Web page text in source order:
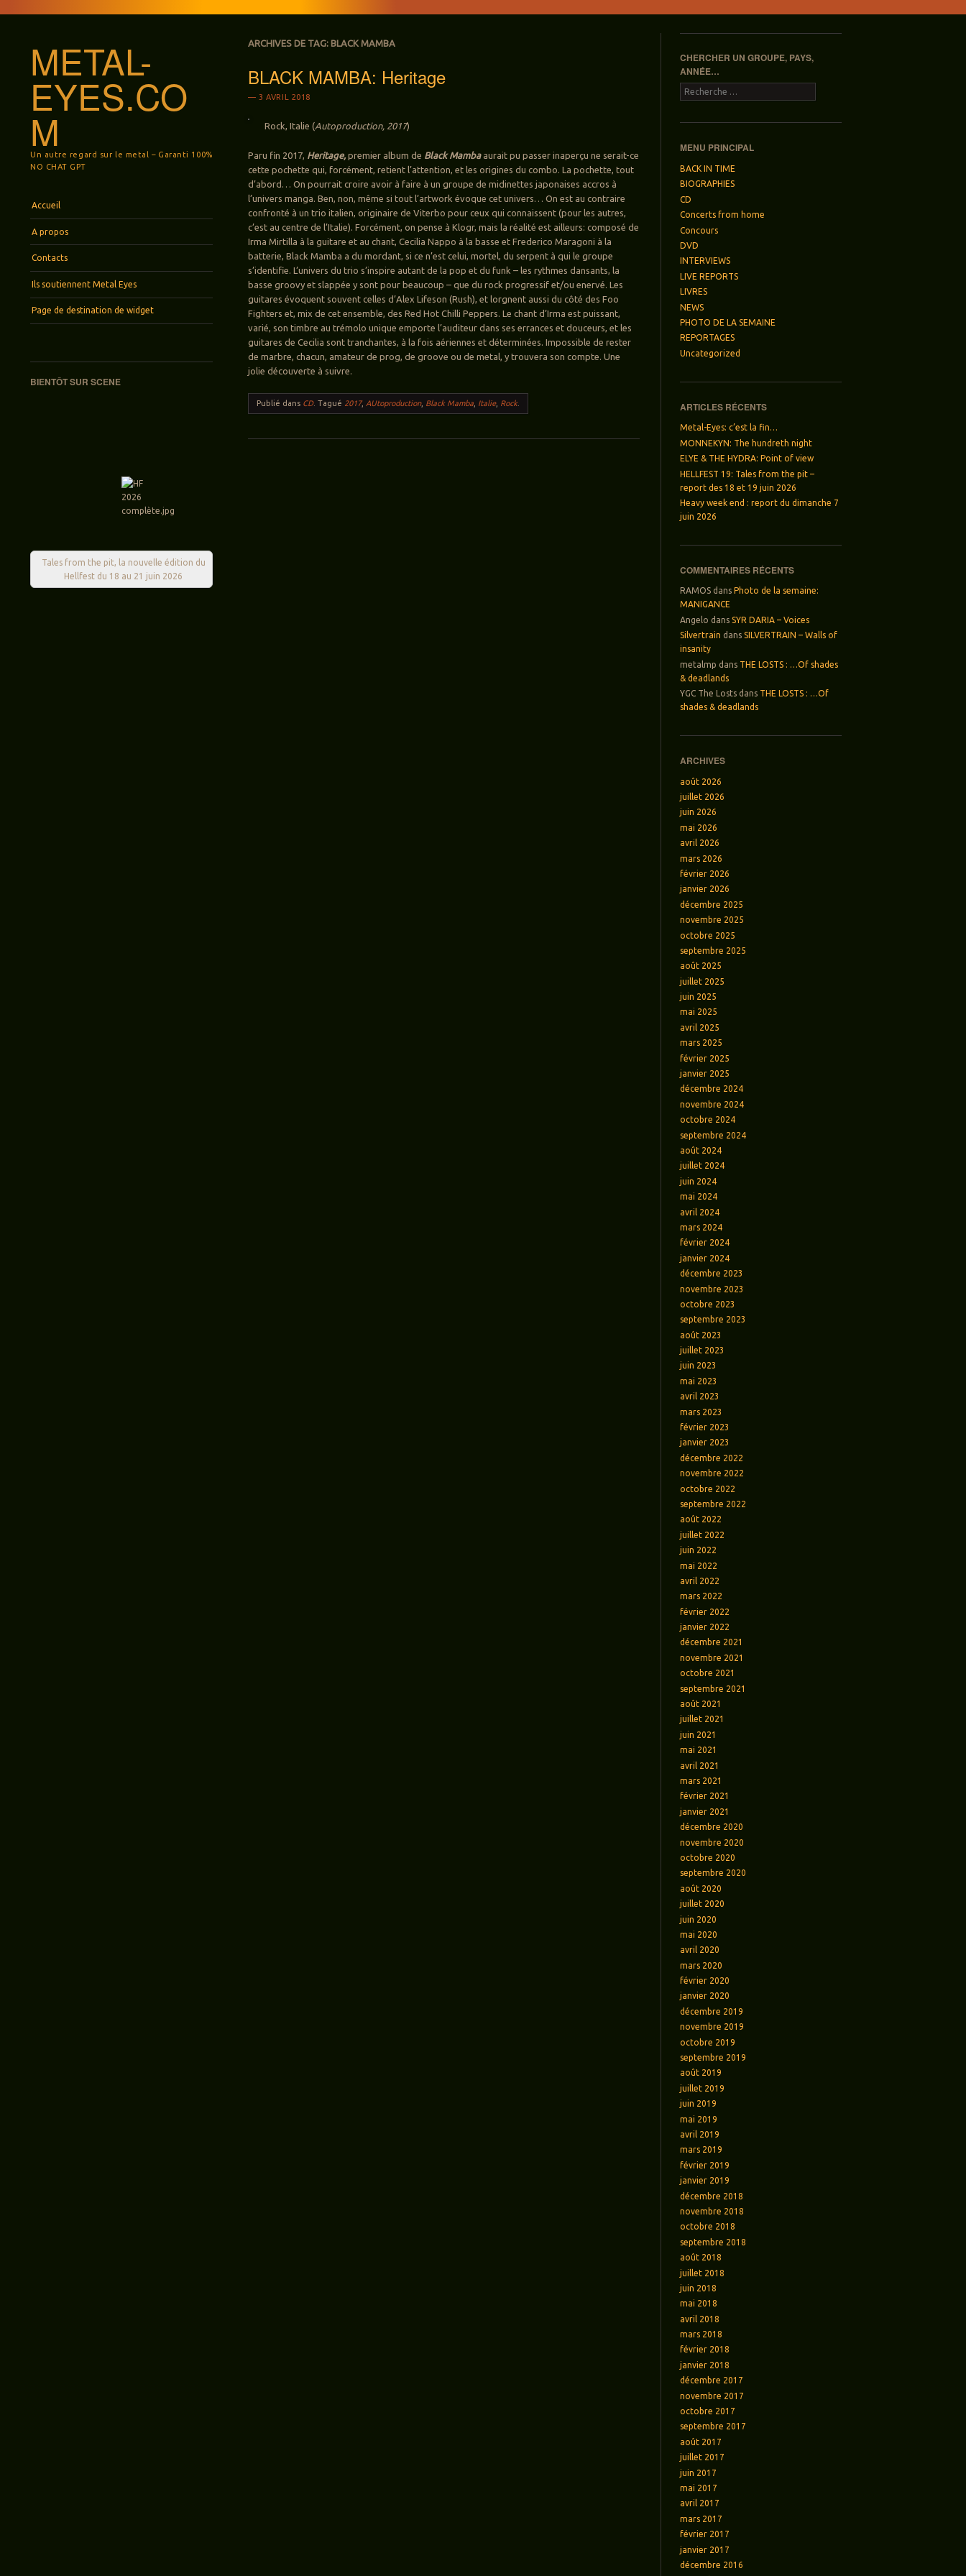
METAL-
EYES.CO
M
Un autre regard sur le metal – Garanti 100%
NO CHAT GPT
Aller au contenu principal
Accueil
A propos
Contacts
Ils soutiennent Metal Eyes
Page de destination de widget
BIENTÔT SUR SCENE
Tales from the pit, la nouvelle édition du
Hellfest du 18 au 21 juin 2026
ARCHIVES DE TAG: BLACK MAMBA
BLACK MAMBA: Heritage
3 AVRIL 2018
Rock, Italie (Autoproduction, 2017)
Paru fin 2017, Heritage,premier album de Black Mambaaurait pu passer inaperçu ne serait-ce
cette pochette qui, forcément, retient l’attention, et les origines du combo. La pochette, tout
d’abord… On pourrait croire avoir à faire à un groupe de midinettes japonaises accros à
l’univers manga. Ben, non, même si tout l’artwork évoque cet univers… On est au contraire
confronté à un trio italien, originaire de Viterbo pour ceux qui connaissent (pour les autres,
c’est au centre de l’Italie). Forcément, on pense à Klogr, mais la réalité est ailleurs: composé de
Irma Mirtilla à la guitare et au chant, Cecilia Nappo à la basse et Frederico Maragoni à la
batterie, Black Mamba a du mordant, si ce n’est celui, mortel, du serpent à qui le groupe
s’identifie. L’univers du trio s’inspire autant de la pop et du funk – les rythmes dansants, la
basse groovy et slappée y sont pour beaucoup – que du rock progressif et/ou enervé. Les
guitares évoquent souvent celles d’Alex Lifeson (Rush), et lorgnent aussi du côté des Foo
Fighters et, mix de cet ensemble, des Red Hot Chilli Peppers. Le chant d’Irma est puissant,
varié, son timbre au trémolo unique emporte l’auditeur dans ses errances et douceurs, et les
guitares de Cecilia sont tranchantes, à la fois aériennes et déterminées. Impossible de rester
de marbre, chacun, amateur de prog, de groove ou de metal, y trouvera son compte. Une
jolie découverte à suivre.
Publié dans CD.Tagué 2017, AUtoproduction, Black Mamba Italie, Rock.
CHERCHER UN GROUPE, PAYS,
ANNÉE…
Recherche
MENU PRINCIPAL
BACK IN TIME
BIOGRAPHIES
CD
Concerts from home
Concours
DVD
INTERVIEWS
LIVE REPORTS
LIVRES
NEWS
PHOTO DE LA SEMAINE
REPORTAGES
Uncategorized
ARTICLES RÉCENTS
Metal-Eyes: c’est la fin…
MONNEKYN: The hundreth night
ELYE & THE HYDRA: Point of view
HELLFEST 19: Tales from the pit –
report des 18 et 19 juin 2026
Heavy week end : report du dimanche 7
juin 2026
COMMENTAIRES RÉCENTS
RAMOS dans Photo de la semaine:
MANIGANCE
Angelo dansSYR DARIA – Voices
Silvertrain dansSILVERTRAIN – Walls of
insanity
metalmp dans THE LOSTS : …Of shades
& deadlands
YGC The Losts dans THE LOSTS : …Of
shades & deadlands
ARCHIVES
août 2026
juillet 2026
juin 2026
mai 2026
avril 2026
mars 2026
février 2026
janvier 2026
décembre 2025
novembre 2025
octobre 2025
septembre 2025
août 2025
juillet 2025
juin 2025
mai 2025
avril 2025
mars 2025
février 2025
janvier 2025
décembre 2024
novembre 2024
octobre 2024
septembre 2024
août 2024
juillet 2024
juin 2024
mai 2024
avril 2024
mars 2024
février 2024
janvier 2024
décembre 2023
novembre 2023
octobre 2023
septembre 2023
août 2023
juillet 2023
juin 2023
mai 2023
avril 2023
mars 2023
février 2023
janvier 2023
décembre 2022
novembre 2022
octobre 2022
septembre 2022
août 2022
juillet 2022
juin 2022
mai 2022
avril 2022
mars 2022
février 2022
janvier 2022
décembre 2021
novembre 2021
octobre 2021
septembre 2021
août 2021
juillet 2021
juin 2021
mai 2021
avril 2021
mars 2021
février 2021
janvier 2021
décembre 2020
novembre 2020
octobre 2020
septembre 2020
août 2020
juillet 2020
juin 2020
mai 2020
avril 2020
mars 2020
février 2020
janvier 2020
décembre 2019
novembre 2019
octobre 2019
septembre 2019
août 2019
juillet 2019
juin 2019
mai 2019
avril 2019
mars 2019
février 2019
janvier 2019
décembre 2018
novembre 2018
octobre 2018
septembre 2018
août 2018
juillet 2018
juin 2018
mai 2018
avril 2018
mars 2018
février 2018
janvier 2018
décembre 2017
novembre 2017
octobre 2017
septembre 2017
août 2017
juillet 2017
juin 2017
mai 2017
avril 2017
mars 2017
février 2017
janvier 2017
décembre 2016